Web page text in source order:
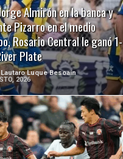
Almirón en la banca y
Pizarro en el medio
Rosario Central le ganó 1-
Plate
Luque Besoaín
2026
LEER MÁS
LEER MÁS